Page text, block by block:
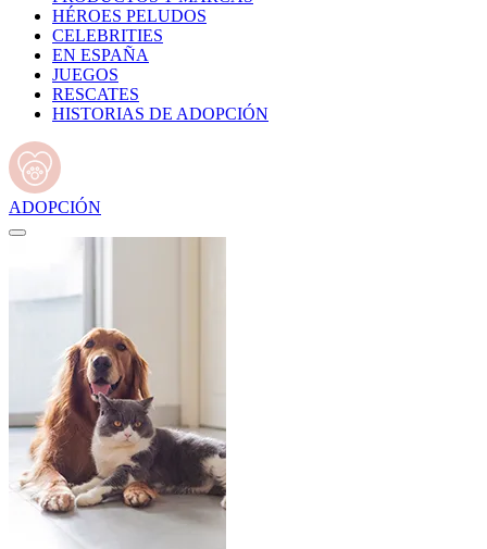
HÉROES PELUDOS
CELEBRITIES
EN ESPAÑA
JUEGOS
RESCATES
HISTORIAS DE ADOPCIÓN
ADOPCIÓN